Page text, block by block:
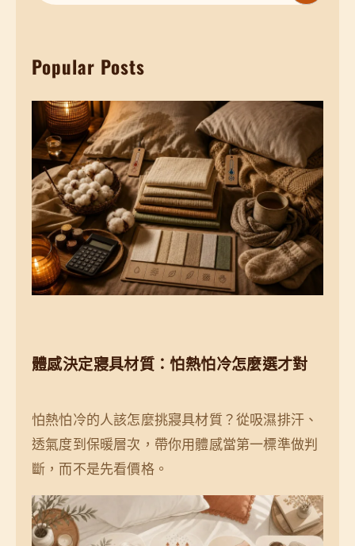
卵
？
眠
品
質
如
何
決
定
妳
巢
量
c
Popular Posts
體感決定寢具材質：怕熱怕冷怎麼選才對
怕熱怕冷的人該怎麼挑寢具材質？從吸濕排汗、
透氣度到保暖層次，帶你用體感當第一標準做判
斷，而不是先看價格。